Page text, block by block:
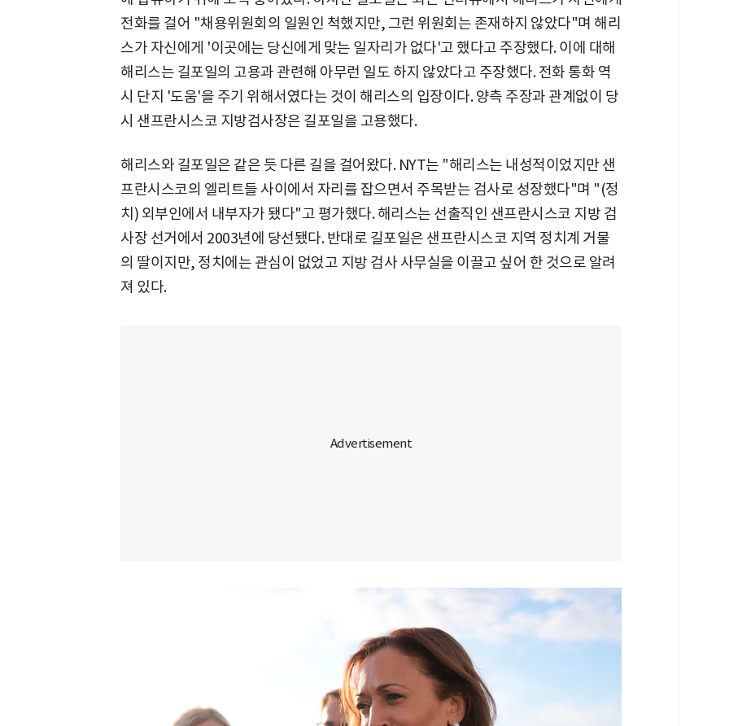
전화를 걸어 "채용위원회의 일원인 척했지만, 그런 위원회는 존재하지 않았다"며 해리
스가 자신에게 '이곳에는 당신에게 맞는 일자리가 없다'고 했다고 주장했다. 이에 대해
해리스는 길포일의 고용과 관련해 아무런 일도 하지 않았다고 주장했다. 전화 통화 역
시 단지 '도움'을 주기 위해서였다는 것이 해리스의 입장이다. 양측 주장과 관계없이 당
시 샌프란시스코 지방검사장은 길포일을 고용했다.
해리스와 길포일은 같은 듯 다른 길을 걸어왔다. NYT는 "해리스는 내성적이었지만 샌
프란시스코의 엘리트들 사이에서 자리를 잡으면서 주목받는 검사로 성장했다"며 "(정
치) 외부인에서 내부자가 됐다"고 평가했다. 해리스는 선출직인 샌프란시스코 지방 검
사장 선거에서 2003년에 당선됐다. 반대로 길포일은 샌프란시스코 지역 정치계 거물
의 딸이지만, 정치에는 관심이 없었고 지방 검사 사무실을 이끌고 싶어 한 것으로 알려
져 있다.